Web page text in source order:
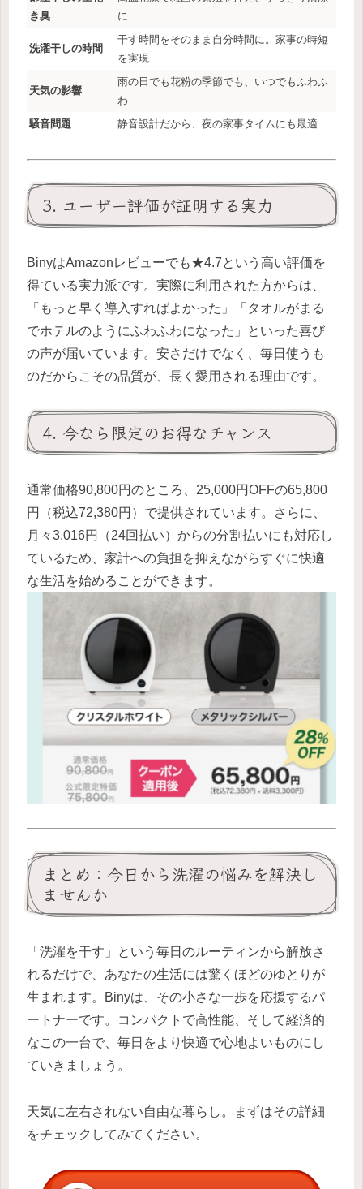
き臭
に
洗濯干しの時間
干す時間をそのまま自分時間に。家事の時短
を実現
天気の影響
雨の日でも花粉の季節でも、いつでもふわふ
わ
騒音問題
静音設計だから、夜の家事タイムにも最適
3. ユーザー評価が証明する実力
BinyはAmazonレビューでも★4.7という高い評価を
得ている実力派です。実際に利用された方からは、
「もっと早く導入すればよかった」「タオルがまる
でホテルのようにふわふわになった」といった喜び
の声が届いています。安さだけでなく、毎日使うも
のだからこその品質が、長く愛用される理由です。
4. 今なら限定のお得なチャンス
通常価格90,800円のところ、25,000円OFFの65,800
円（税込72,380円）で提供されています。さらに、
月々3,016円（24回払い）からの分割払いにも対応し
ているため、家計への負担を抑えながらすぐに快適
な生活を始めることができます。
まとめ：今日から洗濯の悩みを解決し
ませんか
「洗濯を干す」という毎日のルーティンから解放さ
れるだけで、あなたの生活には驚くほどのゆとりが
生まれます。Binyは、その小さな一歩を応援するパ
ートナーです。コンパクトで高性能、そして経済的
なこの一台で、毎日をより快適で心地よいものにし
ていきましょう。
天気に左右されない自由な暮らし。まずはその詳細
をチェックしてみてください。